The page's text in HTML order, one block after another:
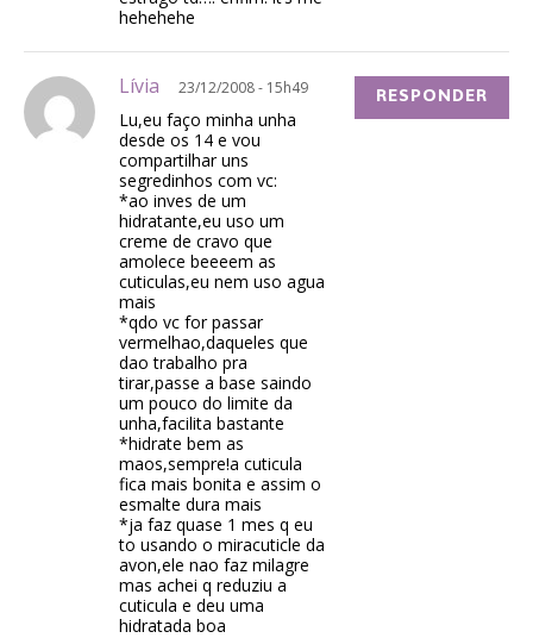
hehehehe
Lívia 23/12/2008 - 15h49
Lu,eu faço minha unha
desde os 14 e vou
compartilhar uns
segredinhos com vc:
*ao inves de um
hidratante,eu uso um
creme de cravo que
amolece beeeem as
cuticulas,eu nem uso agua
mais
*qdo vc for passar
vermelhao,daqueles que
dao trabalho pra
tirar,passe a base saindo
um pouco do limite da
unha,facilita bastante
*hidrate bem as
maos,sempre!a cuticula
fica mais bonita e assim o
esmalte dura mais
*ja faz quase 1 mes q eu
to usando o miracuticle da
avon,ele nao faz milagre
mas achei q reduziu a
cuticula e deu uma
hidratada boa
RESPONDER